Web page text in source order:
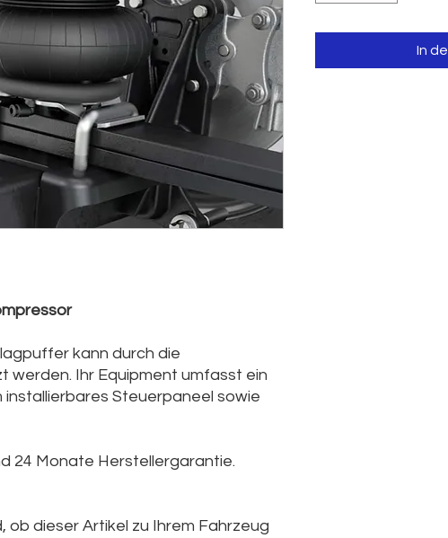
kann durch die
Ihr Equipment umfasst ein
installierbares Steuerpaneel sowie
24 Monate Herstellergarantie.
ob dieser Artikel zu Ihrem Fahrzeug
In